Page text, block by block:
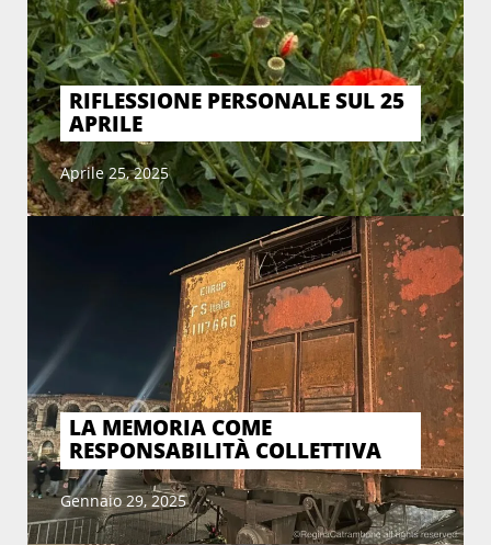
RIFLESSIONE PERSONALE SUL 25
APRILE
Aprile 25, 2025
LA MEMORIA COME
RESPONSABILITÀ COLLETTIVA
Gennaio 29, 2025